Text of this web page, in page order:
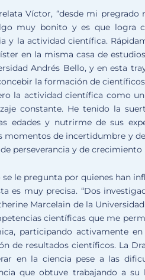
Víctor, “desde mi
muy bonito y es que logra
y la actividad científica.
en la misma casa de
Andrés Bello, y en esta
la formación de
la actividad científica como
constante. He tenido la
edades y nutrirme de sus
momentos de incertidumbre y
perseverancia y de crecimiento
se le pregunta por quienes han
es muy precisa. “Dos
Marcelain de la
científicas que me
participando activamente
de resultados científicos. La
en la ciencia pese a las
que obtuve trabajando a